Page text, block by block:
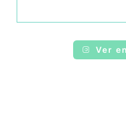
Ver